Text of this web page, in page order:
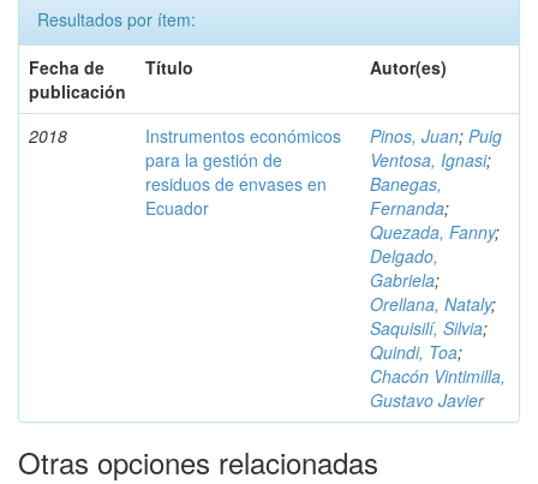
Resultados por ítem:
Fecha de
publicación
Título Autor(es)
2018
Instrumentos económicos
para la gestión de
residuos de envases en
Ecuador
Pinos, Juan; Puig
Ventosa, Ignasi;
Banegas,
Fernanda;
Quezada, Fanny;
Delgado,
Gabriela;
Orellana, Nataly;
Saquisilí, Silvia;
Quindi, Toa;
Chacón Vintimilla,
Gustavo Javier
Otras opciones relacionadas